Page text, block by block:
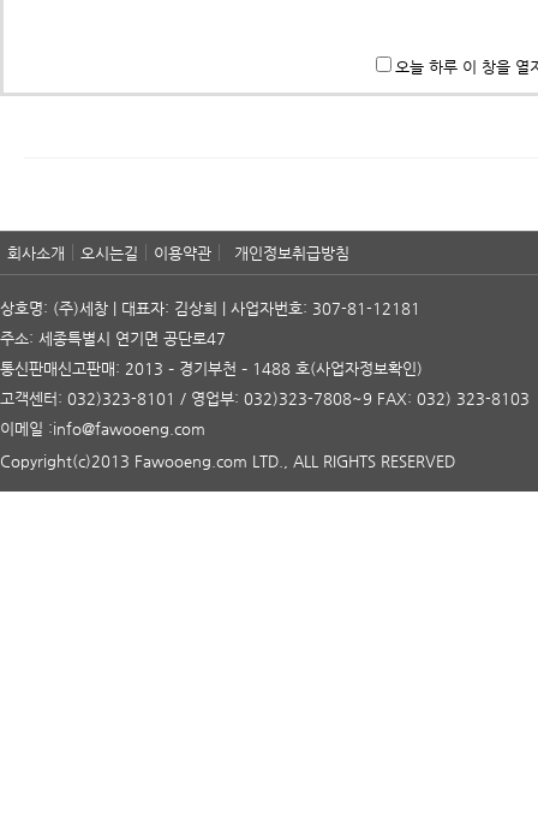
오늘 하루 이 창을 열
회사소개 오시는길 이용약관 개인정보취급방침
상호명: (주)세창 | 대표자: 김상희 | 사업자번호: 307-81-12181
주소: 세종특별시 연기면 공단로47
통신판매신고판매: 2013 – 경기부천 – 1488 호(사업자정보확인)
고객센터: 032)323-8101 / 영업부: 032)323-7808~9 FAX: 032) 323-8103
이메일 :info@fawooeng.com
Copyright(c)2013 Fawooeng.com LTD., ALL RIGHTS RESERVED